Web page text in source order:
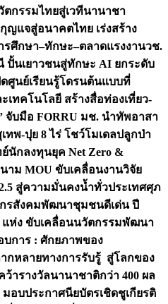
ตกรรมไทยสู่เวทีนานาชา
แจสู่อนาคตไทย เร่งสร้าง
รศึกษา–ทักษะ–ตลาดแรงงานวช.
ปั้นเยาวชนสู่ทักษะ AI ยกระดับ
ดศูนย์เรียนรู้โดรนต้นแบบที่
ทคโนโลยี สร้างสื่อท่องเที่ยว-
จับมือ FORRU มช. นำทัพอาสา
ทพ-ปุย 8 ไร่ โชว์โมเดลปลูกป่า
นักลงทุนยุค Net Zero &
าม MOU ขับเคลื่อนงานวิจัย
สู่ความมั่นคงน้ำทั่วประเทศศุภ
รสังคมพัฒนาชุมชนดีเด่น ปี
แห่ง ขับเคลื่อนนวัตกรรมพัฒนา
บการ : ศักยภาพของ
กหลายทางการรับรู้ สู่โลกของ
ารางวัลนานาชาติกว่า 400 ผล
มอบประกาศนียบัตรเชิดชูเกียรติ